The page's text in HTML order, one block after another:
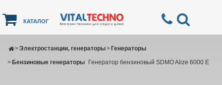
КАТАЛОГ
Электростанции, генераторы
> Генераторы
>
Бензиновые генераторы
> Генератор бензиновый SDMO Alize 6000 E